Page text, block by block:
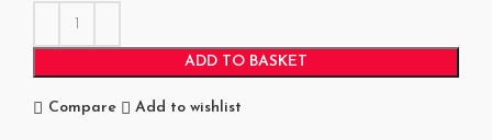
ADD TO BASKET
Compare Add to wishlist